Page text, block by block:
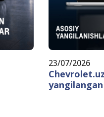
23/07/2026